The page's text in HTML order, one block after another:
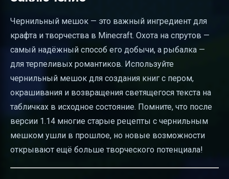
Чернильный мешок — это важный ингредиент для
крафта и творчества в Minecraft. Охота на спрутов —
самый надёжный способ его добычи, а рыбалка —
для терпеливых романтиков. Используйте
чернильный мешок для создания книг с пером,
окрашивания и возвращения светящегося текста на
табличках в исходное состояние. Помните, что после
версии 1.14 многие старые рецепты с чернильным
мешком ушли в прошлое, но новые возможности
открывают ещё больше творческого потенциала!